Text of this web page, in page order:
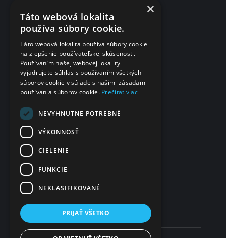
Dotazník spokojnosti po vyšetrení
Fakturačné údaje
eČasenka s.r.o.
Svätoplukova 2
984 01 Lučenec
Slovensko
IČO
48 322 989
2120135028
IČ DPH
SK2120135028
×
Táto webová lokalita
používa súbory cookie.
Táto webová lokalita používa súbory cookie
na zlepšenie používateľskej skúsenosti.
Používaním našej webovej lokality
vyjadrujete súhlas s používaním všetkých
súborov cookie v súlade s našimi zásadami
používania súborov cookie. Prečítať viac
NEVYHNUTNE POTREBNÉ
VÝKONNOSŤ
CIELENIE
FUNKCIE
NEKLASIFIKOVANÉ
PRIJAŤ VŠETKO